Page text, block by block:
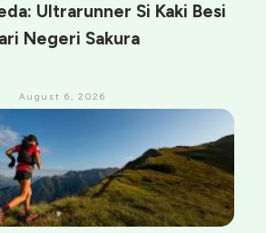
Ultrarunner Si Kaki Besi
Negeri Sakura
August 6, 2026